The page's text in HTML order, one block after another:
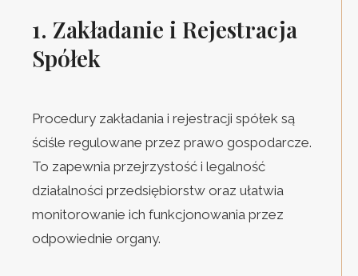
1. Zakładanie i Rejestracja
Spółek
Procedury zakładania i rejestracji spółek są
ściśle regulowane przez prawo gospodarcze.
To zapewnia przejrzystość i legalność
działalności przedsiębiorstw oraz ułatwia
monitorowanie ich funkcjonowania przez
odpowiednie organy.